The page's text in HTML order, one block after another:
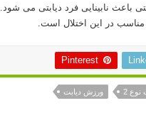
باعث نابینایی فرد دیابتی می شود.
در این اختلال است.
Pinterest
نوع 2
ورزش دیابت